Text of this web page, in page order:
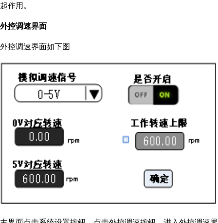
起作用。
外控调速界面
外控调速界面如下图